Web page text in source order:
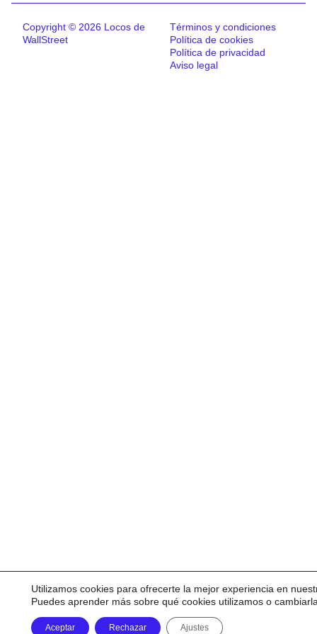
Copyright © 2026 Locos de
WallStreet
Términos y condiciones
Política de cookies
Política de privacidad
Aviso legal
Utilizamos cookies para ofrecerte la mejor experiencia en
Puedes aprender más sobre qué cookies utilizamos o
Aceptar Rechazar Ajustes